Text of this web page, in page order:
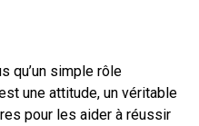
qu’un simple rôle
une attitude, un véritable
pour les aider à réussir